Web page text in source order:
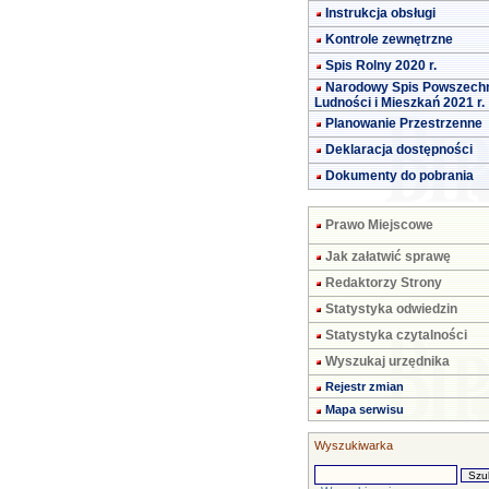
Instrukcja obsługi
Kontrole zewnętrzne
Spis Rolny 2020 r.
Narodowy Spis
Ludności i Mieszkań 2021 r.
Planowanie Przestrzenne
Deklaracja dostępności
Dokumenty do pobrania
Prawo Miejscowe
Jak załatwić sprawę
Redaktorzy Strony
Statystyka odwiedzin
Statystyka czytalności
Wyszukaj urzędnika
Rejestr zmian
Mapa serwisu
Wyszukiwarka